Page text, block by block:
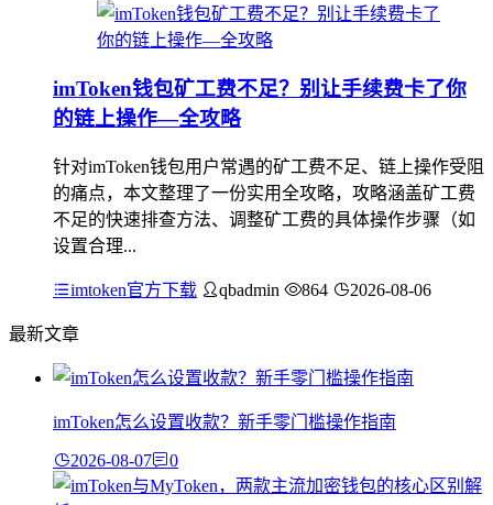
imToken钱包矿工费不足？别让手续费卡了你
的链上操作—全攻略
针对imToken钱包用户常遇的矿工费不足、链上操作受阻
的痛点，本文整理了一份实用全攻略，攻略涵盖矿工费
不足的快速排查方法、调整矿工费的具体操作步骤（如
设置合理...
imtoken官方下载 qbadmin 864 2026-08-06
最新文章
imToken怎么设置收款？新手零门槛操作指南
2026-08-07 0